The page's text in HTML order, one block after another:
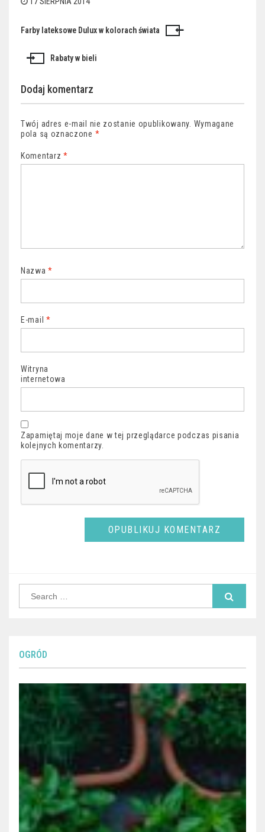
Nawigacja
wpisu
Farby lateksowe Dulux w kolorach świata
Rabaty w bieli
Dodaj komentarz
Twój adres e-mail nie zostanie opublikowany. Wymagane
pola są oznaczone *
Komentarz *
Nazwa*
E-mail *
Witryna
internetowa
Zapamiętaj moje dane w tej przeglądarce podczas pisania
kolejnych komentarzy.
OGRÓD